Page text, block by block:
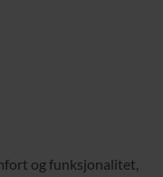
og funksjonalitet,